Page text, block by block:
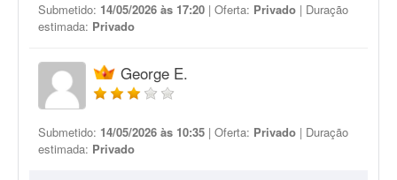
Submetido: 14/05/2026 às 17:20 | Oferta: Privado | Duração
estimada: Privado
George E.
Submetido: 14/05/2026 às 10:35 | Oferta: Privado | Duração
estimada: Privado